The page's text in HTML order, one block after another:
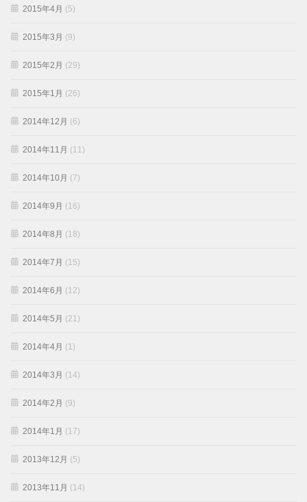
2015年4月 (5)
2015年3月 (9)
2015年2月 (29)
2015年1月 (26)
2014年12月 (6)
2014年11月 (11)
2014年10月 (7)
2014年9月 (16)
2014年8月 (18)
2014年7月 (15)
2014年6月 (12)
2014年5月 (21)
2014年4月 (1)
2014年3月 (14)
2014年2月 (9)
2014年1月 (17)
2013年12月 (5)
2013年11月 (14)